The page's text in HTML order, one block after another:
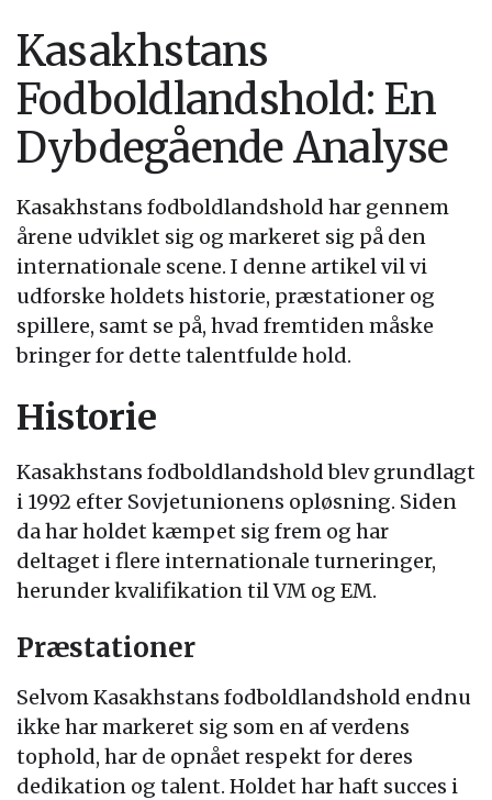
Kasakhstans
Fodboldlandshold: En
Dybdegående Analyse
Kasakhstans fodboldlandshold har gennem
årene udviklet sig og markeret sig på den
internationale scene. I denne artikel vil vi
udforske holdets historie, præstationer og
spillere, samt se på, hvad fremtiden måske
bringer for dette talentfulde hold.
Historie
Kasakhstans fodboldlandshold blev grundlagt
i 1992 efter Sovjetunionens opløsning. Siden
da har holdet kæmpet sig frem og har
deltaget i flere internationale turneringer,
herunder kvalifikation til VM og EM.
Præstationer
Selvom Kasakhstans fodboldlandshold endnu
ikke har markeret sig som en af verdens
tophold, har de opnået respekt for deres
dedikation og talent. Holdet har haft succes i